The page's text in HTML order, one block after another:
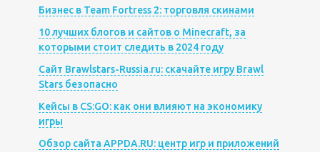
Бизнес в Team Fortress 2: торговля скинами
10 лучших блогов и сайтов о Minecraft, за
которыми стоит следить в 2024 году
Сайт Brawlstars-Russia.ru: скачайте игру Brawl
Stars безопасно
Кейсы в CS:GO: как они влияют на экономику
игры
Обзор сайта APPDA.RU: центр игр и приложений